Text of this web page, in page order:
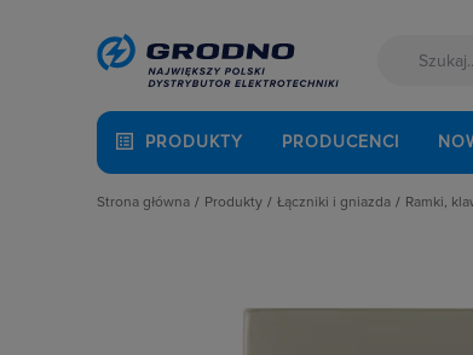
PRODUKTY PRODUCENCI
Strona główna
Produkty
Fotowoltaika
Łączniki i gniazda
Przyciski
Ramki,